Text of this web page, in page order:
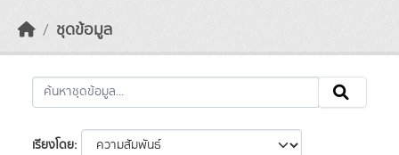
ชุดข้อมูล
เรียงโดย